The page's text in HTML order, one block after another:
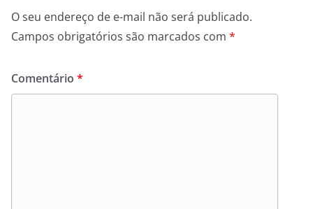
O seu endereço de e-mail não será publicado.
Campos obrigatórios são marcados com *
Comentário *